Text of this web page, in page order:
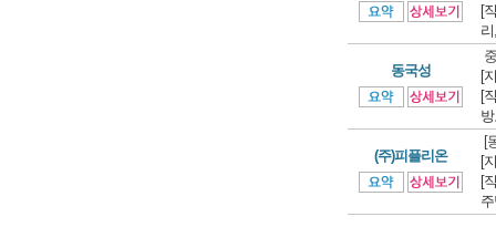
[
동국성
[
[
(주)피플리온
[
[
[